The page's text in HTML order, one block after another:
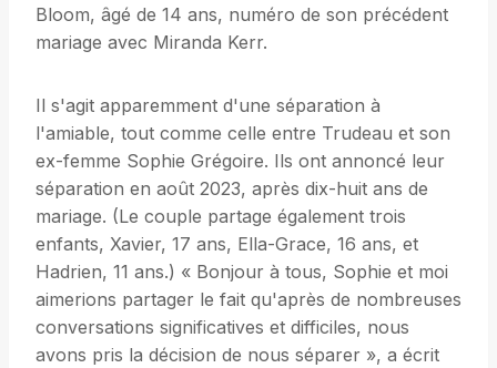
Bloom, âgé de 14 ans, numéro de son précédent
mariage avec Miranda Kerr.
Il s'agit apparemment d'une séparation à
l'amiable, tout comme celle entre Trudeau et son
ex-femme Sophie Grégoire. Ils ont annoncé leur
séparation en août 2023, après dix-huit ans de
mariage. (Le couple partage également trois
enfants, Xavier, 17 ans, Ella-Grace, 16 ans, et
Hadrien, 11 ans.) « Bonjour à tous, Sophie et moi
aimerions partager le fait qu'après de nombreuses
conversations significatives et difficiles, nous
avons pris la décision de nous séparer », a écrit